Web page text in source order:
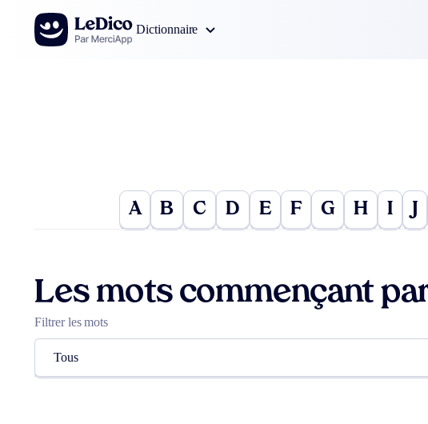
Aller au contenu
Dictionnaire
A B C D E F G H I J
Les mots commençant
Filtrer les mots
Tous